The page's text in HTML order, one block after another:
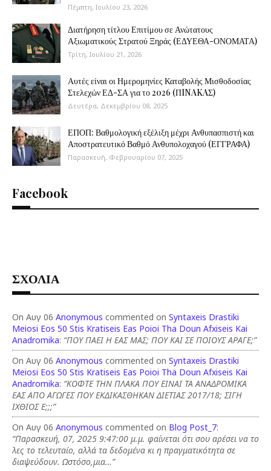
Πέμπτη, Ιουλίου 23, 2026
Διατήρηση τίτλου Επιτίμου σε Ανώτατους
Αξιωματικούς Στρατού Ξηράς (ΕΔΥΕΘΑ-ΟΝΟΜΑΤΑ)
Τρίτη, Ιουλίου 21, 2026
Αυτές είναι οι Ημερομηνίες Καταβολής Μισθοδοσίας
Στελεχών ΕΔ-ΣΑ για το 2026 (ΠINAKAΣ)
Δευτέρα, Δεκεμβρίου 08, 2025
ΕΠΟΠ: Βαθμολογική εξέλιξη μέχρι Ανθυπασπιστή και
Αποστρατευτικό Βαθμό Ανθυπολοχαγού (ΕΓΓΡΑΦΑ)
Παρασκευή, Φεβρουαρίου 07, 2025
Facebook
ΣΧΟΛΙΑ
On Αυγ 06 Anonymous commented on Syntaxeis Drastiki
Meiosi Eos 50 Stis Kratiseis Eas Poioi Tha Doun Afxiseis Kai
Anadromika: “ΠΟΥ ΠΑΕΙ Η ΕΑΣ ΜΑΣ; ΠΟΥ ΚΑΙ ΣΕ ΠΟΙΟΥΣ ΑΡΑΓΕ;”
On Αυγ 06 Anonymous commented on Syntaxeis Drastiki
Meiosi Eos 50 Stis Kratiseis Eas Poioi Tha Doun Afxiseis Kai
Anadromika: “ΚΟΦΤΕ ΤΗΝ ΠΛΑΚΑ ΠΟΥ ΕΙΝΑΙ ΤΑ ΑΝΑΔΡΟΜΙΚΑ
ΕΑΣ ΑΠΟ ΑΓΩΓΕΣ ΠΟΥ ΕΚΔΙΚΑΣΘΗΚΑΝ ΔΙΕΤΙΑΣ 2017/18; ΣΙΓΗ
ΙΧΘΙΟΣ Ε;;;”
On Αυγ 06 Anonymous commented on Blog Post_7:
“Παρασκευή, 07, 2025 9:47:00 μ.μ. φαίνεται ότι σου αρέσει να το
λες το τελευταίο, αλλά τα δεδομένα κι η πραγματικότητα σε
διαψεύδουν. Ωστόσο,μια…”